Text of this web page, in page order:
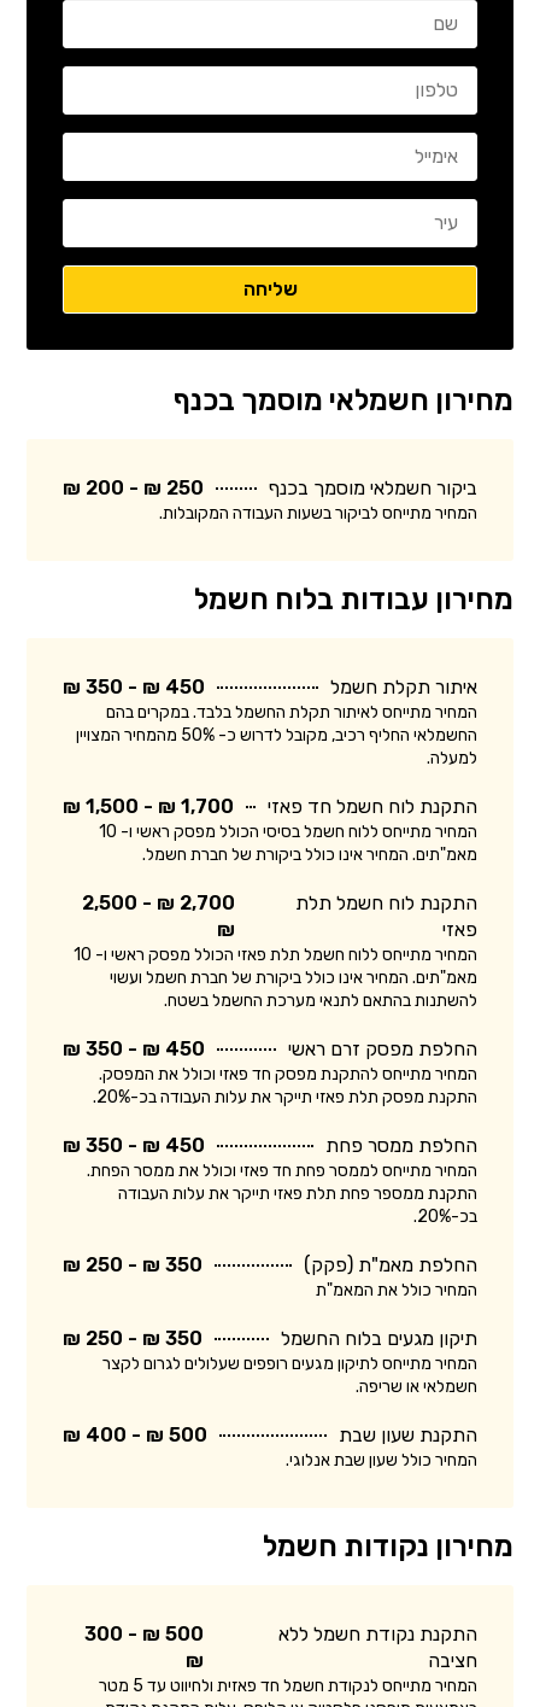
מחירון חשמלאי מוסמך בכנף
ביקור חשמלאי מוסמך בכנף 250 ₪ - 200 ₪
המחיר מתייחס לביקור בשעות העבודה המקובלות.
מחירון עבודות בלוח חשמל
איתור תקלת חשמל 450 ₪ - 350 ₪
המחיר מתייחס לאיתור תקלת החשמל בלבד. במקרים בהם
החשמלאי החליף רכיב, מקובל לדרוש כ- 50% מהמחיר המצויין
למעלה.
התקנת לוח חשמל חד פאזי 1,700 ₪ - 1,500 ₪
המחיר מתייחס ללוח חשמל בסיסי הכולל מפסק ראשי ו- 10
מאמ"תים. המחיר אינו כולל ביקורת של חברת חשמל.
התקנת לוח חשמל תלת
פאזי
2,700 ₪ - 2,500
₪
המחיר מתייחס ללוח חשמל תלת פאזי הכולל מפסק ראשי ו- 10
מאמ"תים. המחיר אינו כולל ביקורת של חברת חשמל ועשוי
להשתנות בהתאם לתנאי מערכת החשמל בשטח.
החלפת מפסק זרם ראשי 450 ₪ - 350 ₪
המחיר מתייחס להתקנת מפסק חד פאזי וכולל את המפסק.
התקנת מפסק תלת פאזי תייקר את עלות העבודה בכ-20%.
החלפת ממסר פחת 450 ₪ - 350 ₪
המחיר מתייחס לממסר פחת חד פאזי וכולל את ממסר הפחת.
התקנת ממספר פחת תלת פאזי תייקר את עלות העבודה
בכ-20%.
החלפת מאמ"ת (פקק) 350 ₪ - 250 ₪
המחיר כולל את המאמ"ת
תיקון מגעים בלוח החשמל 350 ₪ - 250 ₪
המחיר מתייחס לתיקון מגעים רופפים שעלולים לגרום לקצר
חשמלאי או שריפה.
התקנת שעון שבת 500 ₪ - 400 ₪
המחיר כולל שעון שבת אנלוגי.
מחירון נקודות חשמל
התקנת נקודת חשמל ללא
חציבה
500 ₪ - 300
₪
המחיר מתייחס לנקודת חשמל חד פאזית ולחיווט עד 5 מטר